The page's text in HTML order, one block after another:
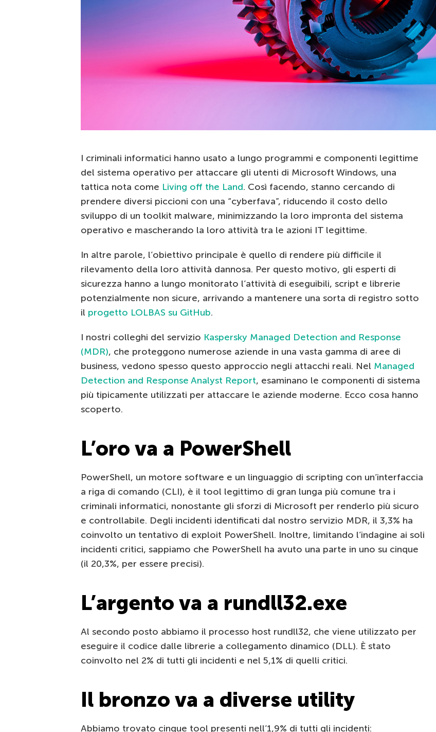
I criminali informatici hanno usato a lungo programmi e componenti legittime
del sistema operativo per attaccare gli utenti di Microsoft Windows, una
tattica nota come Living off the Land. Così facendo, stanno cercando di
prendere diversi piccioni con una “cyberfava”, riducendo il costo dello
sviluppo di un toolkit malware, minimizzando la loro impronta del sistema
operativo e mascherando la loro attività tra le azioni IT legittime.
In altre parole, l’obiettivo principale è quello di rendere più difficile il
rilevamento della loro attività dannosa. Per questo motivo, gli esperti di
sicurezza hanno a lungo monitorato l’attività di eseguibili, script e librerie
potenzialmente non sicure, arrivando a mantenere una sorta di registro sotto
il progetto LOLBAS su GitHub.
I nostri colleghi del servizio Kaspersky Managed Detection and Response
(MDR), che proteggono numerose aziende in una vasta gamma di aree di
business, vedono spesso questo approccio negli attacchi reali. Nel Managed
Detection and Response Analyst Report, esaminano le componenti di sistema
più tipicamente utilizzati per attaccare le aziende moderne. Ecco cosa hanno
scoperto.
L’oro va a PowerShell
PowerShell, un motore software e un linguaggio di scripting con un’interfaccia
a riga di comando (CLI), è il tool legittimo di gran lunga più comune tra i
criminali informatici, nonostante gli sforzi di Microsoft per renderlo più sicuro
e controllabile. Degli incidenti identificati dal nostro servizio MDR, il 3,3% ha
coinvolto un tentativo di exploit PowerShell. Inoltre, limitando l’indagine ai soli
incidenti critici, sappiamo che PowerShell ha avuto una parte in uno su cinque
(il 20,3%, per essere precisi).
L’argento va a rundll32.exe
Al secondo posto abbiamo il processo host rundll32, che viene utilizzato per
eseguire il codice dalle librerie a collegamento dinamico (DLL). È stato
coinvolto nel 2% di tutti gli incidenti e nel 5,1% di quelli critici.
Il bronzo va a diverse utility
Abbiamo trovato cinque tool presenti nell’1,9% di tutti gli incidenti: